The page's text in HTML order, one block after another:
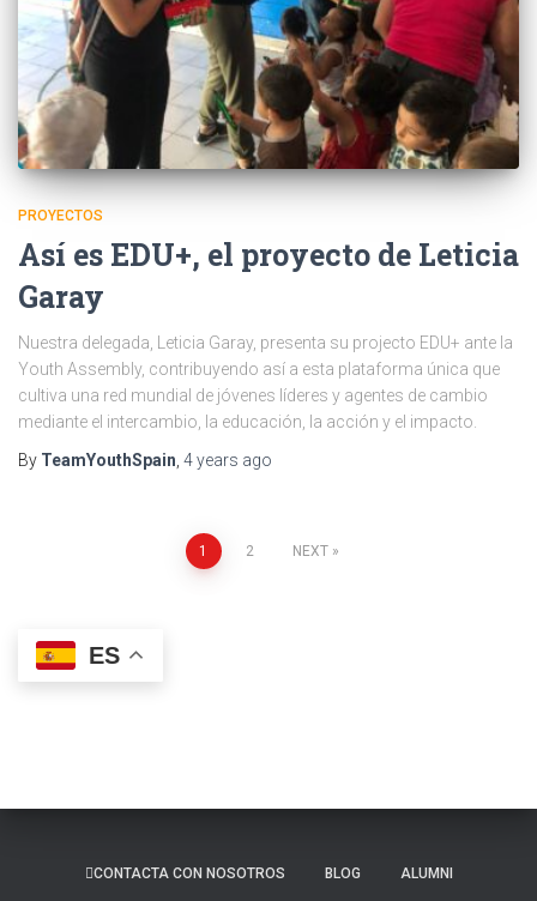
PROYECTOS
Así es EDU+, el proyecto de Leticia
Garay
Nuestra delegada, Leticia Garay, presenta su projecto EDU+ ante la
Youth Assembly, contribuyendo así a esta plataforma única que
cultiva una red mundial de jóvenes líderes y agentes de cambio
mediante el intercambio, la educación, la acción y el impacto.
By TeamYouthSpain 4 years ago
1 2 NEXT
ES
CONTACTA CON NOSOTROS BLOG ALUMNI